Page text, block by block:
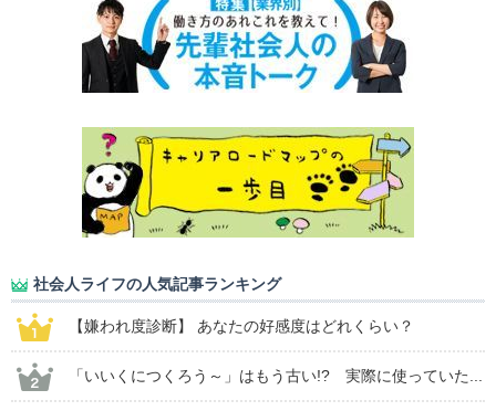
社会人ライフの人気記事ランキング
【嫌われ度診断】 あなたの好感度はどれくらい？
「いいくにつくろう～」はもう古い!? 実際に使っていた...